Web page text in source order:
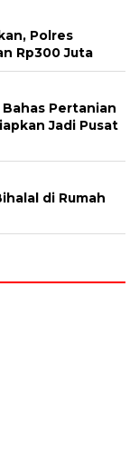
Polres
Rp300 Juta
Bahas Pertanian
Jadi Pusat
di Rumah